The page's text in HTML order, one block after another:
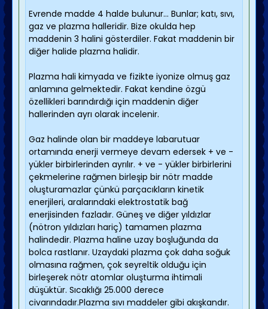
Evrende madde 4 halde bulunur... Bunlar; katı, sıvı,
gaz ve plazma halleridir. Bize okulda hep
maddenin 3 halini gösterdiler. Fakat maddenin bir
diğer halide plazma halidir.
Plazma hali kimyada ve fizikte iyonize olmuş gaz
anlamına gelmektedir. Fakat kendine özgü
özellikleri barındırdığı için maddenin diğer
hallerinden ayrı olarak incelenir.
Gaz halinde olan bir maddeye labarutuar
ortamında enerji vermeye devam edersek + ve -
yükler birbirlerinden ayrılır. + ve - yükler birbirlerini
çekmelerine rağmen birleşip bir nötr madde
oluşturamazlar çünkü parçacıkların kinetik
enerjileri, aralarındaki elektrostatik bağ
enerjisinden fazladır. Güneş ve diğer yıldızlar
(nötron yıldızları hariç) tamamen plazma
halindedir. Plazma haline uzay boşluğunda da
bolca rastlanır. Uzaydaki plazma çok daha soğuk
olmasına rağmen, çok seyreltik olduğu için
birleşerek nötr atomlar oluşturma ihtimali
düşüktür. Sıcaklığı 25.000 derece
civarındadır.Plazma sıvı maddeler gibi akışkandır.